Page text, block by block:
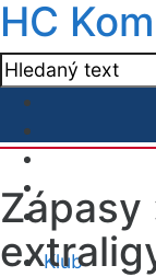
HC
Klub
Zápasy